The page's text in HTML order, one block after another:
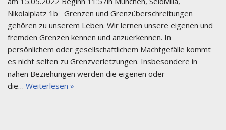
Nikolaiplatz 1b Grenzen und Grenzüberschreitungen
gehören zu unserem Leben. Wir lernen unsere eigenen und
fremden Grenzen kennen und anzuerkennen. In
persönlichem oder gesellschaftlichem Machtgefälle kommt
es nicht selten zu Grenzverletzungen. Insbesondere in
nahen Beziehungen werden die eigenen oder
die… Weiterlesen »